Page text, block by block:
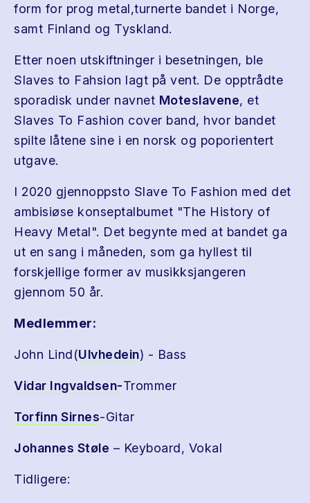
form for prog metal,turnerte bandet i Norge,
samt Finland og Tyskland.
Etter noen utskiftninger i besetningen, ble
Slaves to Fahsion lagt på vent. De opptrådte
sporadisk under navnet Moteslavene, et
Slaves To Fashion cover band, hvor bandet
spilte låtene sine i en norsk og poporientert
utgave.
I 2020 gjennoppsto Slave To Fashion med det
ambisiøse konseptalbumet "The History of
Heavy Metal". Det begynte med at bandet ga
ut en sang i måneden, som ga hyllest til
forskjellige former av musikksjangeren
gjennom 50 år.
Medlemmer:
John Lind(Ulvhedein) - Bass
Vidar Ingvaldsen-Trommer
Torfinn Sirnes-Gitar
Johannes Støle – Keyboard, Vokal
Tidligere: